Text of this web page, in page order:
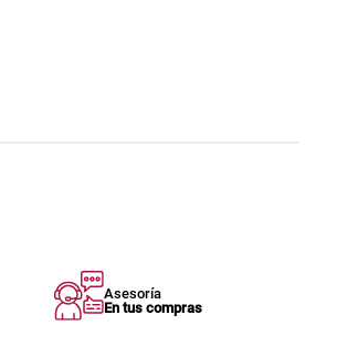
Asesoría
En tus compras